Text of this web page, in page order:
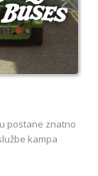
postane znatno
kampa